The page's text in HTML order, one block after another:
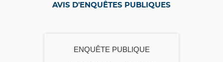
AVIS D'ENQUÊTES PUBLIQUES
ENQUÊTE PUBLIQUE